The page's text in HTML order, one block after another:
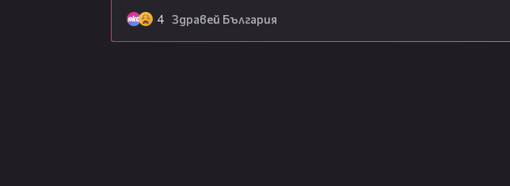
4 Здравей България